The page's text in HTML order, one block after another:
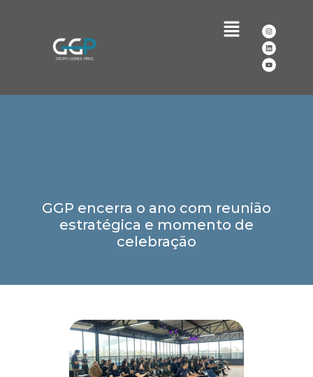
GGP encerra o ano com reunião
estratégica e momento de
celebração